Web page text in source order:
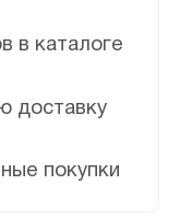
в каталоге
доставку
покупки